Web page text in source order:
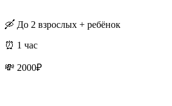
🛶 До 2 взрослых + ребёнок
⏰ 1 час
💸 2000₽